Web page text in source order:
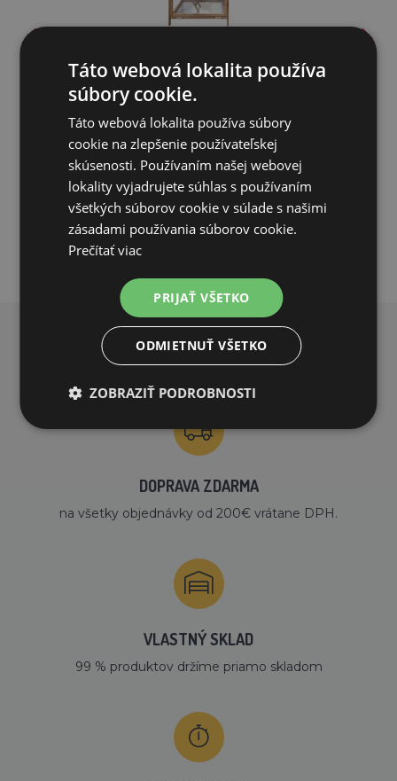
17...
178,66€
NIE JE NA SKLADE
PRIDAŤ DO KOŠÍKA
PREČO NAKUPOVAŤ U NÁS?
DOPRAVA ZDARMA
na všetky objednávky od 200€ vrátane DPH.
VLASTNÝ SKLAD
99 % produktov držíme priamo skladom
Táto webová lokalita používa
súbory cookie.
Táto webová lokalita používa súbory
cookie na zlepšenie používateľskej
skúsenosti. Používaním našej webovej
lokality vyjadrujete súhlas s používaním
všetkých súborov cookie v súlade s našimi
zásadami používania súborov cookie.
Prečítať viac
PRIJAŤ VŠETKO
ODMIETNUŤ VŠETKO
ZOBRAZIŤ PODROBNOSTI